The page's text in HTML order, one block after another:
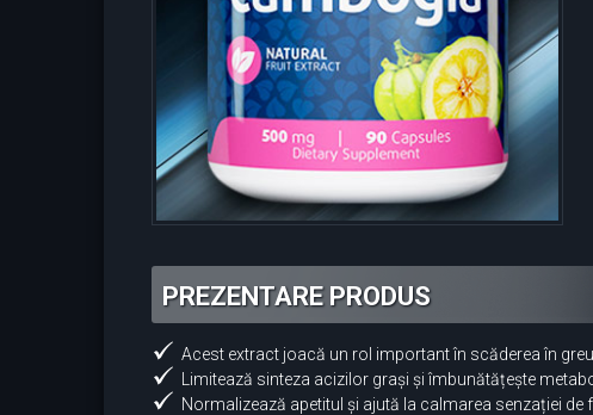
PREZENTARE PRODUS
Acest extract joacă un rol important în scăderea în
Limitează sinteza acizilor grași și îmbunătățește
Normalizează apetitul și ajută la calmarea senzației de